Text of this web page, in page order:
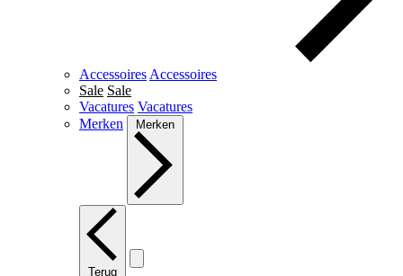
Accessoires Accessoires
Sale Sale
Vacatures Vacatures
Merken
Merken
Terug